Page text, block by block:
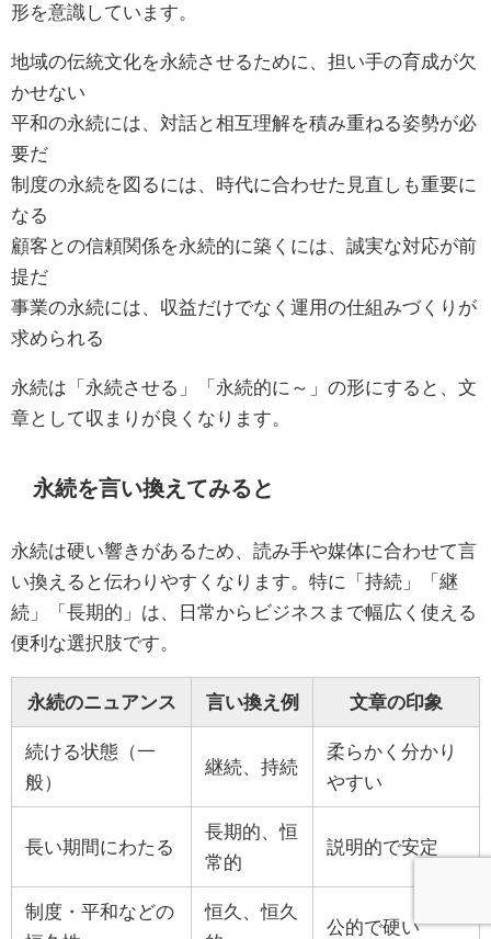
形を意識しています。
地域の伝統文化を永続させるために、担い手の育成が欠
かせない
平和の永続には、対話と相互理解を積み重ねる姿勢が必
要だ
制度の永続を図るには、時代に合わせた見直しも重要に
なる
顧客との信頼関係を永続的に築くには、誠実な対応が前
提だ
事業の永続には、収益だけでなく運用の仕組みづくりが
求められる
永続は「永続させる」「永続的に～」の形にすると、文
章として収まりが良くなります。
永続を言い換えてみると
永続は硬い響きがあるため、読み手や媒体に合わせて言
い換えると伝わりやすくなります。特に「持続」「継
続」「長期的」は、日常からビジネスまで幅広く使える
便利な選択肢です。
永続のニュアンス 言い換え例 文章の印象
続ける状態（一
般）
継続、持続
柔らかく分かり
やすい
長い期間にわたる
長期的、恒
常的
説明的で安定
制度・平和などの
恒久、恒久
公的で硬い